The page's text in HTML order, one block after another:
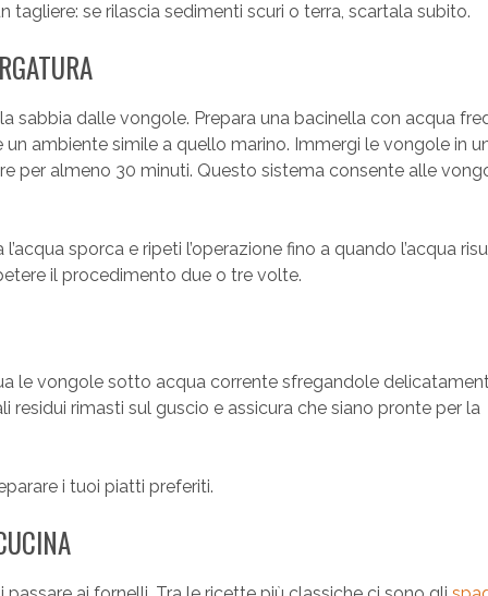
se rilascia sedimenti scuri o terra, scartala subito.
sabbia dalle vongole. Prepara una bacinella con acqua
ambiente simile a quello marino. Immergi le vongole in
per almeno 30 minuti. Questo sistema consente alle
sporca e ripeti l’operazione fino a quando l’acqua
il procedimento due o tre volte.
le vongole sotto acqua corrente sfregandole
residui rimasti sul guscio e assicura che siano pronte per la
i tuoi piatti preferiti.